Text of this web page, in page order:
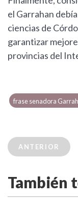
el Garrahan
ciencias de
garantizar
provincias del
frase senadora
ANTERIOR
También